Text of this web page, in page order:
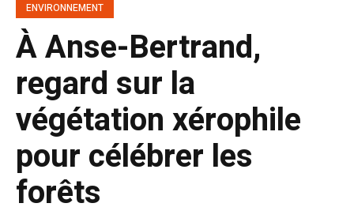
ENVIRONNEMENT
À Anse-Bertrand,
regard sur la
végétation xérophile
pour célébrer les
forêts